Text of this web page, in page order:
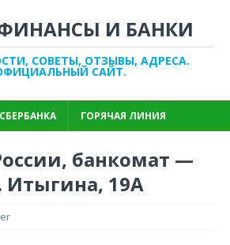
И БАНКИ
СОВЕТЫ, ОТЗЫВЫ, АДРЕСА.
САЙТ.
ГОРЯЧАЯ ЛИНИЯ
банкомат —
Итыгина, 19А